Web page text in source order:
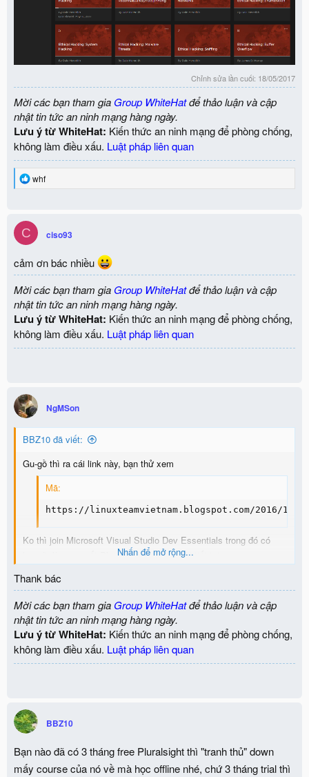
Chỉnh sửa lần cuối: 18/05/2017
Mời các bạn tham gia Group WhiteHatđể thảo luận và cập
nhật tin tức an ninh mạng hàng ngày.
Lưu ý từ WhiteHat: Kiến thức an ninh mạng để phòng chống,
không làm điều xấu. Luật pháp liên quan
R
t
o
s
:
whf
C ciso93
cảm ơn bác nhiều
Mời các bạn tham gia Group WhiteHatđể thảo luận và cập
nhật tin tức an ninh mạng hàng ngày.
Lưu ý từ WhiteHat: Kiến thức an ninh mạng để phòng chống,
không làm điều xấu. Luật pháp liên quan
NgMSon
BBZ10 đã viết:
Gu-gồ thì ra cái link này, bạn thử xem
Mã:
https://linuxteamvietnam.blogspot.com/2016/10/
Ko thì join Microsoft Visual Studio Dev Essentials trong đó có
benefit là truy xuất Pluralsight 3 tháng, chi tiết tại
về CEH đó bạn
View attachment 1561
View attachment 1560
Nhấn để mở rộng...
Thank bác
Mời các bạn tham gia Group WhiteHatđể thảo luận và cập
nhật tin tức an ninh mạng hàng ngày.
Lưu ý từ WhiteHat: Kiến thức an ninh mạng để phòng chống,
không làm điều xấu. Luật pháp liên quan
BBZ10
Bạn nào đã có 3 tháng free Pluralsight thì "tranh thủ" down
mấy course của nó về mà học offline nhé, chứ 3 tháng trial thì